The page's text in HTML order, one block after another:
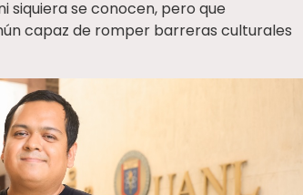
siquiera se conocen, pero que
capaz de romper barreras culturales